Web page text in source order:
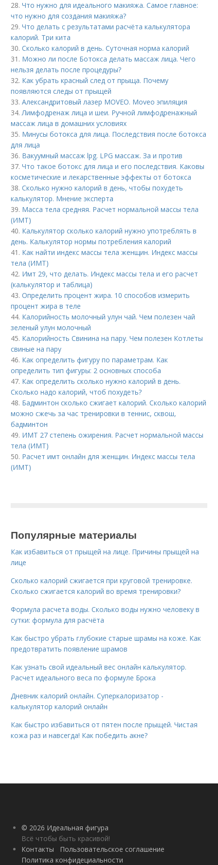
28.Что нужно для идеального макияжа. Самое главное:
что нужно для создания макияжа?
29.Что делать с результатами расчёта калькулятора
калорий. Три кита
30.Сколько калорий в день. Суточная норма калорий
31. Можно ли после Ботокса делать массаж лица. Чего
нельзя делать после процедуры?
32. Как убрать красный след от прыща. Почему
появляются следы от прыщей
33.Александритовый лазер MOVEO. Moveo эпиляция
34.Лимфодренаж лица и шеи. Ручной лимфодренажный
массаж лица в домашних условиях
35. Минусы ботокса для лица. Последствия после ботокса
для лица
36. Вакуумный массаж lpg. LPG массаж. За и против
37.Что такое ботокс для лица и его последствия. Каковы
косметические и лекарственные эффекты от ботокса
38.Сколько нужно калорий в день, чтобы похудеть
калькулятор. Мнение эксперта
39. Масса тела средняя. Расчет нормальной массы тела
(ИМТ)
40. Калькулятор сколько калорий нужно употреблять в
день. Калькулятор нормы потребления калорий
41. Как найти индекс массы тела женщин. Индекс массы
тела (ИМТ)
42. Имт 29, что делать. Индекс массы тела и его расчет
(калькулятор и таблица)
43.Определить процент жира. 10 способов измерить
процент жира в теле
44. Калорийность молочный улун чай. Чем полезен чай
зеленый улун молочный
45. Калорийность Свинина на пару. Чем полезен Котлеты
свиные на пару
46. Как определить фигуру по параметрам. Как
определить тип фигуры: 2 основных способа
47. Как определить сколько нужно калорий в день.
Сколько надо калорий, чтоб похудеть?
48. Бадминтон сколько сжигает калорий. Сколько калорий
можно сжечь за час тренировки в теннис, сквош,
бадминтон
49. ИМТ 27 степень ожирения. Расчет нормальной массы
тела (ИМТ)
50. Расчет имт онлайн для женщин. Индекс массы тела
(ИМТ)
Популярные материалы
Как избавиться от прыщей на лице. Причины прыщей на
лице
Сколько калорий сжигается при круговой тренировке.
Сколько сжигается калорий во время тренировки?
Формула расчета воды. Сколько воды нужно человеку в
сутки: формула для расчёта
Как быстро убрать глубокие старые шрамы на коже. Как
предотвратить появление шрамов
Как узнать свой идеальный вес онлайн калькулятор.
Расчет идеального веса по формуле Брока
Дневник калорий онлайн. Суперкалоризатор -
калькулятор калорий онлайн
Как быстро избавиться от пятен после прыщей. Чистая
кожа раз и навсегда! Как победить акне?
© 2026 Идеальная фигура
Всё чтобы быть красивой!
Контакты
Пользовательское соглашение
Политика конфидециальности